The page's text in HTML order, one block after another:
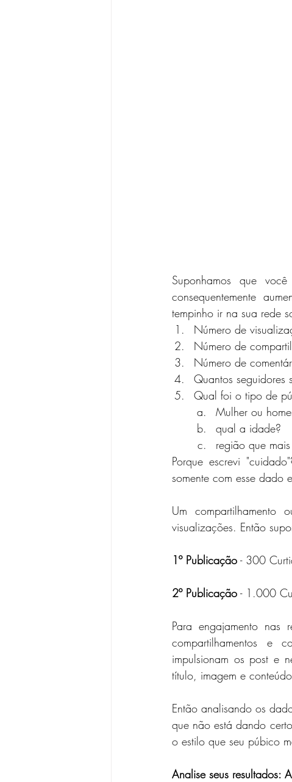
Suponhamos que
consequentemente
tempinho ir na sua rede
Número de
Número de
Número de
Quantos seguidores
Qual foi o tipo de
Mulher ou
qual a idade?
região que
Porque escrevi
somente com esse dado
Um
visualizações. Então
1º Publicação - 300
2º Publicação - 1.000
Para engajamento
compartilhamentos e
impulsionam os post e
título, imagem e
Então analisando os
que não está dando
o estilo que seu púbico
Analise seus resultados: